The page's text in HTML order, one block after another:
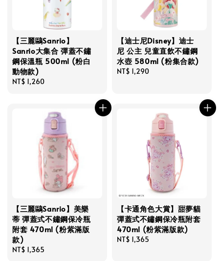
【三麗鷗Sanrio】
Sanrio大集合 彈蓋不鏽
鋼保溫瓶 500ml (粉白
動物款)
Regular
NT$ 1,260
【迪士尼Disney】迪士
尼 公主 兒童直飲不鏽鋼
水壺 580ml (粉集合款)
Regular
NT$ 1,290
【三麗鷗Sanrio】美樂
蒂 彈蓋式不鏽鋼保冷瓶
附套 470ml (粉紫滿版
款)
Regular
NT$ 1,365
【卡通角色大賞】甜夢貓
彈蓋式不鏽鋼保冷瓶附套
470ml (粉紫滿版款)
Regular
NT$ 1,365